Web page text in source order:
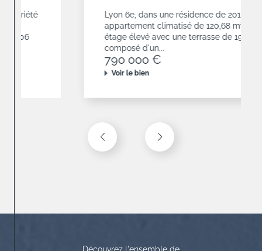
Lyon 6e, dans une résidence de 2010,
appartement climatisé de 120,68 m² situé en
étage élevé avec une terrasse de 19 m². Il est
Découvrez l'ensemble de